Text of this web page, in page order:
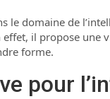
domaine de
il propose une
forme.
pour